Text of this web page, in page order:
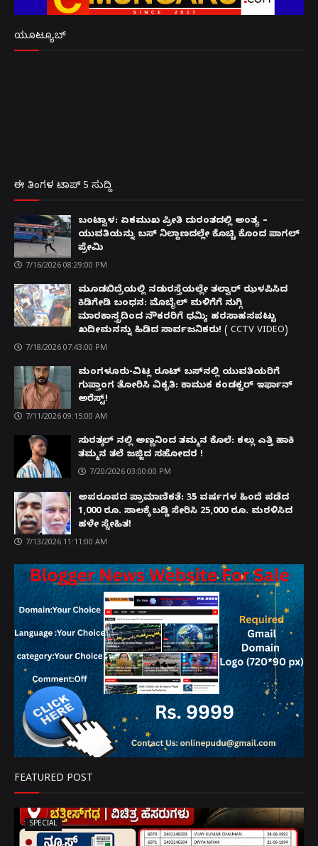
ಯೂಟ್ಯೂಬ್
ಈ ತಿಂಗಳ ಟಾಪ್ 5 ಸುದ್ದಿ
ಬಂಟ್ವಾಳ: ಏಕಮುಖ ಪ್ರೀತಿ ದುರಂತದಲ್ಲಿ ಅಂತ್ಯ –
ಯುವತಿಯನ್ನು ಬಸ್ ನಿಲ್ದಾಣದಲ್ಲೇ ಕೊಚ್ಚಿ ಕೊಂದ ಪಾಗಲ್
ಪ್ರೇಮಿ
7/16/2026 08:29:00 PM
ಮೂಡಬಿದ್ರೆಯಲ್ಲಿ ನಡುರಸ್ತೆಯಲ್ಲೇ ತಲ್ವಾರ್ ಝಳಪಿಸಿದ
ಕಿಡಿಗೇಡಿ ಬಂಧನ: ಮೊಬೈಲ್ ಮಳಿಗೆಗೆ ನುಗ್ಗಿ
ಮಾರಕಾಸ್ತ್ರದಿಂದ ನೌಕರರಿಗೆ ಧಮ್ಕಿ; ಹರಸಾಹಸಪಟ್ಟು
ಖದೀಮನನ್ನು ಹಿಡಿದ ಸಾರ್ವಜನಿಕರು! ( CCTV VIDEO)
7/18/2026 07:43:00 PM
ಮಂಗಳೂರು-ವಿಟ್ಲ ರೂಟ್ ಬಸ್‌ನಲ್ಲಿ ಯುವತಿಯರಿಗೆ
ಗುಪ್ತಾಂಗ ತೋರಿಸಿ ವಿಕೃತಿ: ಕಾಮುಕ ಕಂಡಕ್ಟರ್ ಇರ್ಫಾನ್
ಅರೆಸ್ಟ್!
7/11/2026 09:15:00 AM
ಸುರತ್ಕಲ್ ನಲ್ಲಿ ಅಣ್ಣನಿಂದ ತಮ್ಮನ ಕೊಲೆ: ಕಲ್ಲು ಎತ್ತಿ ಹಾಕಿ
ತಮ್ಮನ ತಲೆ ಜಜ್ಜಿದ ಸಹೋದರ !
7/20/2026 03:00:00 PM
ಅಪರೂಪದ ಪ್ರಾಮಾಣಿಕತೆ: 35 ವರ್ಷಗಳ ಹಿಂದೆ ಪಡೆದ
1,000 ರೂ. ಸಾಲಕ್ಕೆ ಬಡ್ಡಿ ಸೇರಿಸಿ 25,000 ರೂ. ಮರಳಿಸಿದ
ಹಳೇ ಸ್ನೇಹಿತ!
7/13/2026 11:11:00 AM
FEATURED POST
SPECIAL